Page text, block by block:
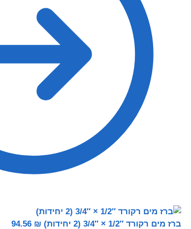
ברז מים רקורד 1/2″ × 3/4″ (2 יחידות) ₪